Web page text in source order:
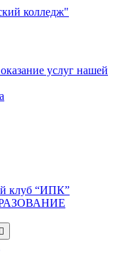
услуг нашей
клуб “ИПК”
Show